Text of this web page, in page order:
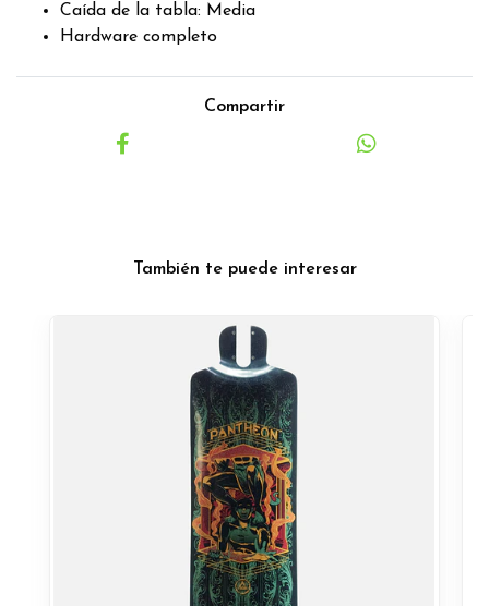
Caída de la tabla: Media
Hardware completo
Compartir
También te puede interesar